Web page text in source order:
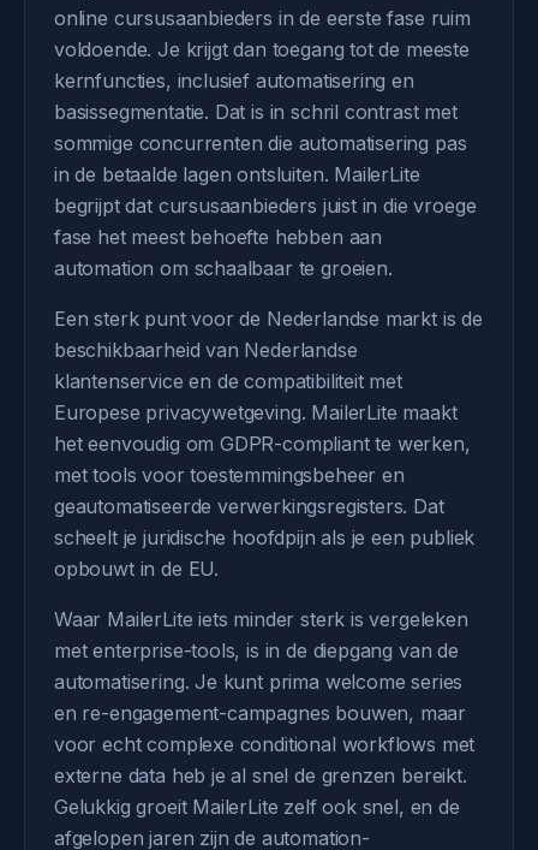
online cursusaanbieders in de eerste fase ruim
voldoende. Je krijgt dan toegang tot de meeste
kernfuncties, inclusief automatisering en
basissegmentatie. Dat is in schril contrast met
sommige concurrenten die automatisering pas
in de betaalde lagen ontsluiten. MailerLite
begrijpt dat cursusaanbieders juist in die vroege
fase het meest behoefte hebben aan
automation om schaalbaar te groeien.
Een sterk punt voor de Nederlandse markt is de
beschikbaarheid van Nederlandse
klantenservice en de compatibiliteit met
Europese privacywetgeving. MailerLite maakt
het eenvoudig om GDPR-compliant te werken,
met tools voor toestemmingsbeheer en
geautomatiseerde verwerkingsregisters. Dat
scheelt je juridische hoofdpijn als je een publiek
opbouwt in de EU.
Waar MailerLite iets minder sterk is vergeleken
met enterprise-tools, is in de diepgang van de
automatisering. Je kunt prima welcome series
en re-engagement-campagnes bouwen, maar
voor echt complexe conditional workflows met
externe data heb je al snel de grenzen bereikt.
Gelukkig groeit MailerLite zelf ook snel, en de
afgelopen jaren zijn de automation-